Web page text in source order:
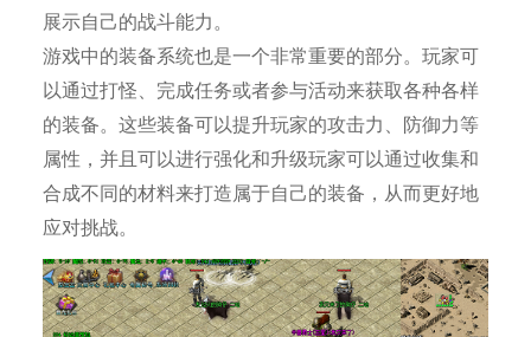
展示自己的战斗能力。
游戏中的装备系统也是一个非常重要的部分。玩家可
以通过打怪、完成任务或者参与活动来获取各种各样
的装备。这些装备可以提升玩家的攻击力、防御力等
属性，并且可以进行强化和升级玩家可以通过收集和
合成不同的材料来打造属于自己的装备，从而更好地
应对挑战。